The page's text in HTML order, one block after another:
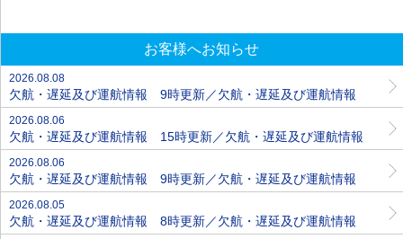
お客様へお知らせ
2026.08.08
欠航・遅延及び運航情報 9時更新／欠航・遅延及び運航情報
2026.08.06
欠航・遅延及び運航情報 15時更新／欠航・遅延及び運航情報
2026.08.06
欠航・遅延及び運航情報 9時更新／欠航・遅延及び運航情報
2026.08.05
欠航・遅延及び運航情報 8時更新／欠航・遅延及び運航情報